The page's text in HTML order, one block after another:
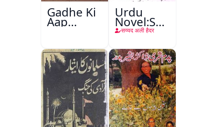
Gadhe Ki
Aap
Beetee
Urdu
Novel:Samt-
o-Raftar
सय्यद अली हैदर